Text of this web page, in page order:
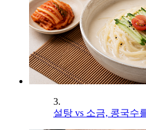
3.
설탕 vs 소금, 콩국수